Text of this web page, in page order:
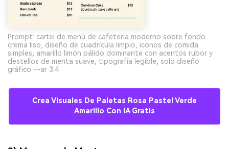
Prompt: cartel de menú de cafetería moderno sobre fondo
crema liso, diseño de cuadrícula limpio, iconos de comida
simples, amarillo limón pálido dominante con acentos rubor y
destellos de menta suave, tipografía legible, solo diseño
gráfico --ar 3:4
Crea Visuales De Paletas Rosa Pastel Verde
Amarillo Con IA Gratis